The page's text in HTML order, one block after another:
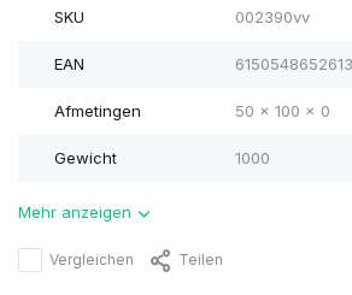
SKU 002390vv
EAN 6150548652613
Afmetingen 50 x 100 x 0
Gewicht 1000
Mehr anzeigen
Vergleichen Teilen